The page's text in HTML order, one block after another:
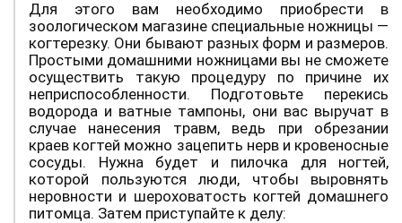
Для этого вам необходимо приобрести в
зоологическом магазине специальные ножницы —
когтерезку. Они бывают разных форм и размеров.
Простыми домашними ножницами вы не сможете
осуществить такую процедуру по причине их
неприспособленности. Подготовьте перекись
водорода и ватные тампоны, они вас выручат в
случае нанесения травм, ведь при обрезании
краев когтей можно зацепить нерв и кровеносные
сосуды. Нужна будет и пилочка для ногтей,
которой пользуются люди, чтобы выровнять
неровности и шероховатость когтей домашнего
питомца. Затем приступайте к делу: